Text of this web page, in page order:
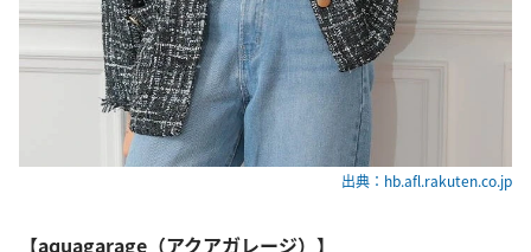
出典：hb.afl.rakuten.co.jp
【aquagarage（アクアガレージ）】